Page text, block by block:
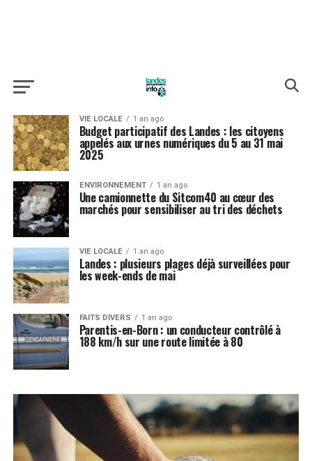
VIE LOCALE 1 an ago
Budget participatif des Landes : les citoyens
appelés aux urnes numériques du 5 au 31 mai
2025
ENVIRONNEMENT 1 an ago
Une camionnette du Sitcom40 au cœur des
marchés pour sensibiliser au tri des déchets
VIE LOCALE 1 an ago
Landes : plusieurs plages déjà surveillées pour
les week-ends de mai
FAITS DIVERS 1 an ago
Parentis-en-Born : un conducteur contrôlé à
188 km/h sur une route limitée à 80